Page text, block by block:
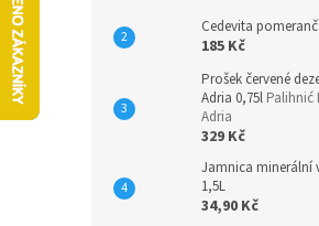
Cedevita
185 Kč
Prošek červené
Adria 0,75l Palihnić
Adria
329 Kč
Jamnica minerální
1,5L
34,90 Kč